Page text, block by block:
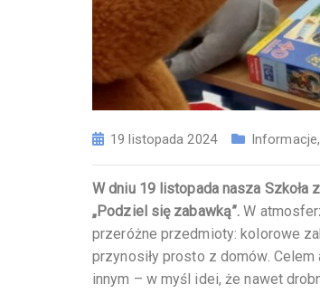
19 listopada 2024 Informacje
W dniu 19 listopada nasza Szkoła
„Podziel się zabawką”. W
przeróżne przedmioty: kolorowe
przynosiły prosto z domów.
innym – w myśl idei, że nawet